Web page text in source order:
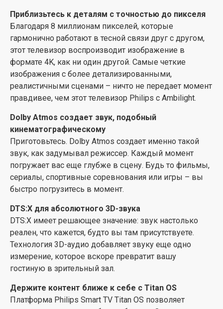
даже включить телевизор Philips с Ambilight. Все это
можно сделать одной командой. Телевизор также
совместим с умными динамиками Google и Apple
AirPlay.
Размеры на выбор
Небольшой 43-дюймовый экран. Впечатляющий 85-
дюймовый телевизор. И все, что их связывает. Это
ваш телевизор прекрасно вписывался в интерьер.
Среди шести различных размеров вы обязательно
выберете идеальный телевизор для своего дома.
Добавьте четкости каждому слову с функцией
усиления вокала
Четко слышите каждое слово. Функция усиления
уменьшать громкость диалога без какого-либо
влияния на фоновый звук. Таким образом, вы не
пропустите ни одного момента, поскольку каждое
произнесенное предложение будет звучать четче.
Возможность подключения для игр
максимум, ускорив игровой процесс и сгладив
графику. Благодаря настройке низкой задержки
Приблизьтесь к деталям с точностью до пикселя
Благодаря 8 миллионам пикселей, которые
гармонично работают в тесной связи друг с другом,
этот телевизор воспроизводит изображение в
формате 4K, как ни один другой. Самые четкие
изображения с более детализированными,
реалистичными сценами – ничто не передает момент
правдивее, чем этот телевизор Philips с Ambilight.
Dolby Atmos создает звук, подобный
кинематографическому
Приготовьтесь. Dolby Atmos создает именно такой
звук, как задумывал режиссер. Каждый момент
погружает вас еще глубже в сцену. Будь то фильмы,
сериалы, спортивные соревнования или игры – вы
быстро погрузитесь в момент.
DTS:X для абсолютного 3D-звука
DTS:X имеет решающее значение: звук настолько
реален, что кажется, будто вы там присутствуете.
Технология 3D-аудио добавляет звуку еще одно
измерение, которое вскоре превратит вашу
гостиную в зрительный зал.
Держите контент ближе к себе с Titan OS
Платформа Philips Smart TV Titan OS позволяет